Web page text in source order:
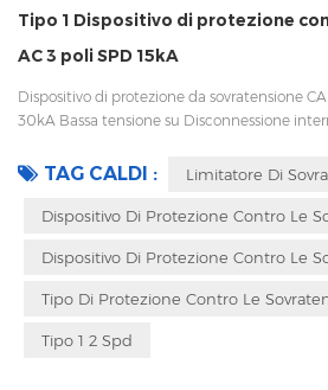
Tipo 1 Dispositivo di protezione
AC 3 poli SPD 15kA
Dispositivo di protezione da sovratensione CA
30kA Bassa tensione su Disconnessione
TAG CALDI : Limitatore Di
Dispositivo Di Protezione Contro Le
Dispositivo Di Protezione Contro Le
Tipo Di Protezione Contro Le
Tipo 1 2 Spd